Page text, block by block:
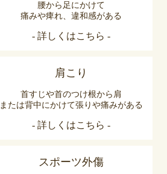
腰から足にかけて
痛みや痺れ、違和感がある
- 詳しくはこちら -
肩こり
首すじや首のつけ根から肩
または背中にかけて張りや痛みがある
- 詳しくはこちら -
スポーツ外傷